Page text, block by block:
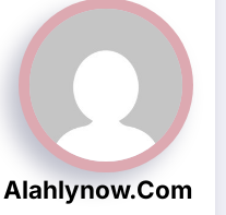
Alahlynow.com